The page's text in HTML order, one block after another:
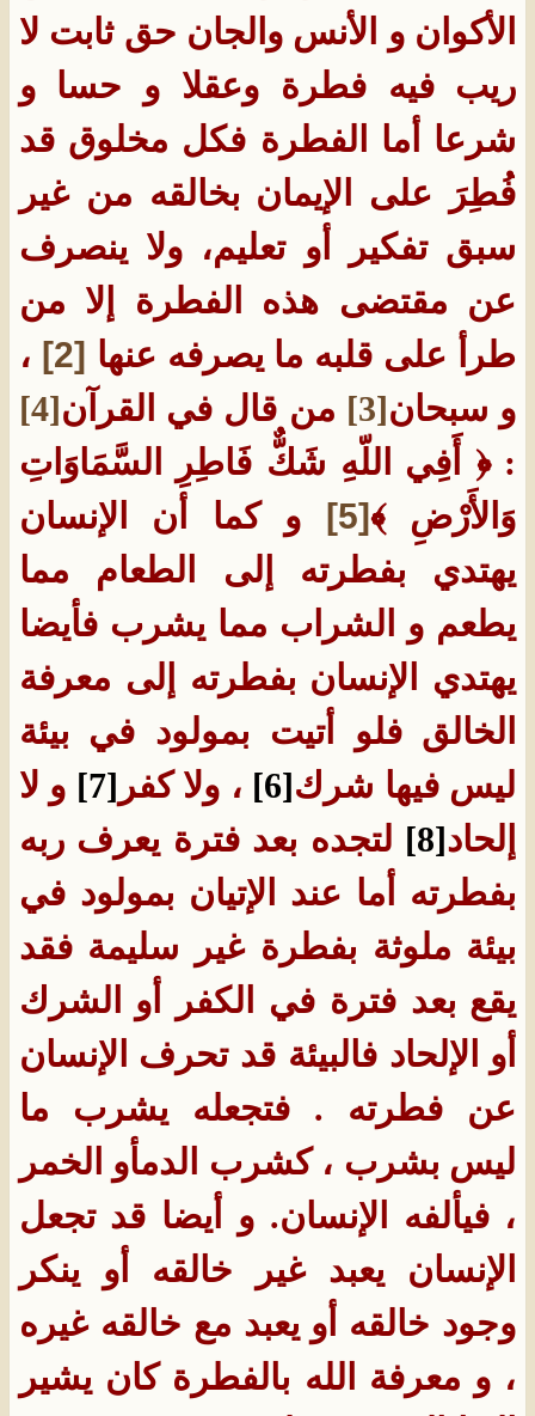
الأكوان و الأنس والجان حق ثابت لا
ريب فيه فطرة وعقلا و حسا و
شرعا أما الفطرة فكل مخلوق قد
فُطِرَ على الإيمان بخالقه من غير
سبق تفكير أو تعليم، ولا ينصرف
عن مقتضى هذه الفطرة إلا من
طرأ على قلبه ما يصرفه عنها [2]
،
و سبحان[3] من قال في القرآن[4]
: ﴿ أَفِي اللّهِ شَكٌّ فَاطِرِ السَّمَاوَاتِ
وَالأَرْضِ ﴾[5]
و كما أن الإنسان
يهتدي بفطرته إلى الطعام مما
يطعم و الشراب مما يشرب فأيضا
يهتدي الإنسان بفطرته إلى معرفة
الخالق فلو أتيت بمولود في بيئة
ليس فيها شرك[6] ، ولا كفر [7]
و لا
إلحاد[8]
لتجده بعد فترة يعرف ربه
بفطرته أما عند الإتيان بمولود في
بيئة ملوثة بفطرة غير سليمة فقد
يقع بعد فترة في الكفر أو الشرك
أو الإلحاد فالبيئة قد تحرف الإنسان
عن فطرته . فتجعله يشرب ما
ليس بشرب ، كشرب الدمأو الخمر
، فيألفه الإنسان. و أيضا قد تجعل
الإنسان يعبد غير خالقه أو ينكر
وجود خالقه أو يعبد مع خالقه غيره
، و معرفة الله بالفطرة كان يشير